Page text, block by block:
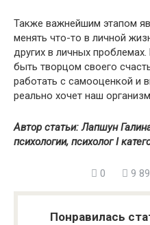
Также важнейшим этапом
менять что-то в личной
других в личных
быть творцом своего
работать с самооценкой и
реально хочет наш
Автор статьи: Лапшун
психологии, психолог I
0 9
Понравилась